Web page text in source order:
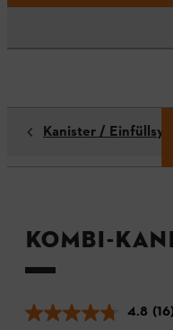
Kanister /
Kombi-
4.8